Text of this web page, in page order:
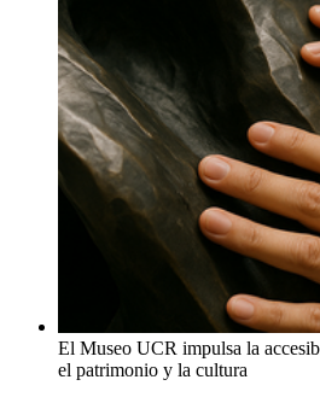
El Museo UCR impulsa la
el patrimonio y la cultura